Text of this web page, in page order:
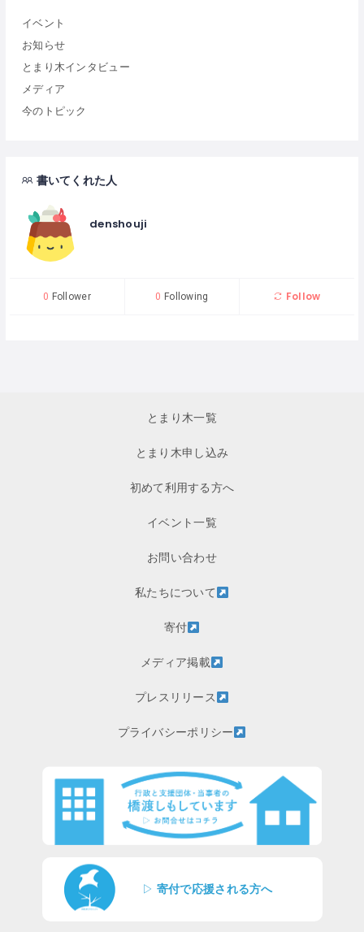
イベント
お知らせ
とまり木インタビュー
メディア
今のトピック
書いてくれた人
denshouji
0 Follower 0 Following Follow
とまり木一覧
とまり木申し込み
初めて利用する方へ
イベント一覧
お問い合わせ
私たちについて
寄付
メディア掲載
プレスリリース
プライバシーポリシー
▷ 寄付で応援される方へ